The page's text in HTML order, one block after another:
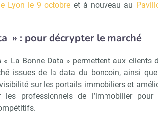
Lyon le 9 octobre et à nouveau au
» : pour décrypter le marché
« La Bonne Data » permettent aux clients
issues de la data du boncoin, ainsi
sur les portails immobiliers et
les professionnels de l’immobilier
Immo Matin